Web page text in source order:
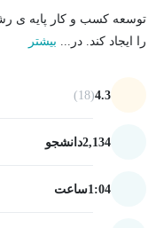
توسعه کسب و کار پایه ی
را ایجاد کند. در... بیشتر
4.3
(18)
2,134دانشجو
1:04ساعت